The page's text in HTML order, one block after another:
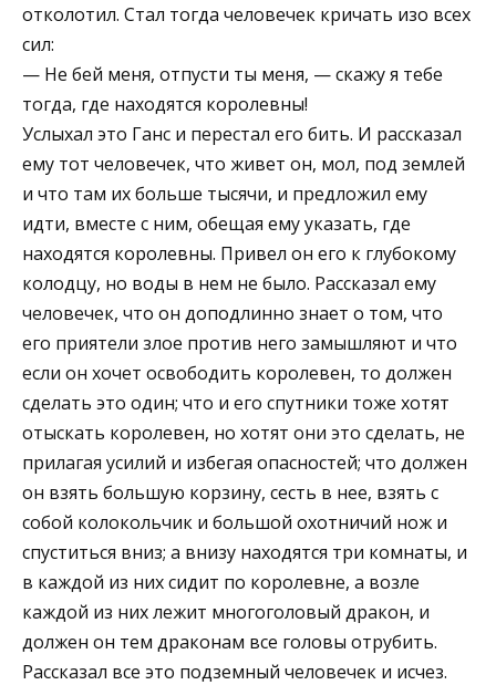
отколотил. Стал тогда человечек кричать изо всех
сил:
— Не бей меня, отпусти ты меня, — скажу я тебе
тогда, где находятся королевны!
Услыхал это Ганс и перестал его бить. И рассказал
ему тот человечек, что живет он, мол, под землей
и что там их больше тысячи, и предложил ему
идти, вместе с ним, обещая ему указать, где
находятся королевны. Привел он его к глубокому
колодцу, но воды в нем не было. Рассказал ему
человечек, что он доподлинно знает о том, что
его приятели злое против него замышляют и что
если он хочет освободить королевен, то должен
сделать это один; что и его спутники тоже хотят
отыскать королевен, но хотят они это сделать, не
прилагая усилий и избегая опасностей; что должен
он взять большую корзину, сесть в нее, взять с
собой колокольчик и большой охотничий нож и
спуститься вниз; а внизу находятся три комнаты, и
в каждой из них сидит по королевне, а возле
каждой из них лежит многоголовый дракон, и
должен он тем драконам все головы отрубить.
Рассказал все это подземный человечек и исчез.